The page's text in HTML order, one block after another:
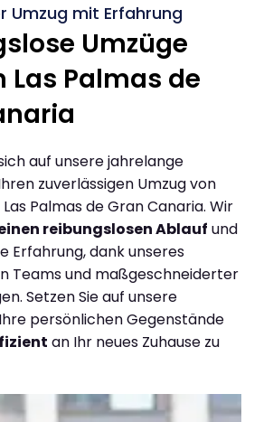
Umzug mit Erfahrung
Umzüge
Las Palmas de
auf unsere jahrelange
zuverlässigen Umzug von
Palmas de Gran Canaria. Wir
reibungslosen Ablauf und
Erfahrung, dank unseres
Teams und maßgeschneiderter
Setzen Sie auf unsere
persönlichen Gegenstände
an Ihr neues Zuhause zu